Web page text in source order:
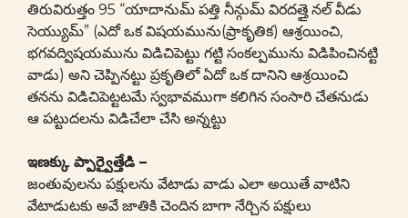
తిరువిరుత్తం 95 “యాదానుమ్ పత్తి నీన్గుమ్ విరదత్తై నల్ వీడు
సెయ్యుమ్” (ఎదో ఒక విషయమును(ప్రాకృతిక) ఆశ్రయించి,
భగవద్విషయమును విడిచిపెట్టు గట్టి సంకల్పమును విడిపించినట్టి
వాడు) అని చెప్పినట్టు ప్రకృతిలో ఏదో ఒక దానిని ఆశ్రయించి
తనను విడిచిపెట్టటమే స్వభావముగా కలిగిన సంసారి చేతనుడు
ఆ పట్టుదలను విడిచేలా చేసి అన్నట్టు
ఇణక్కు ప్పార్వైత్తేడి –
జంతువులను పక్షులను వేటాడు వాడు ఎలా అయితే వాటిని
వేటాడుటకు అవే జాతికి చెందిన బాగా నేర్చిన పక్షులు